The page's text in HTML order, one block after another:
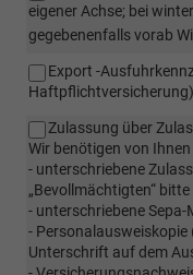
eigener Achse; bei
gegebenenfalls vorab
Export -
Haftpflichtversicherung)
Zulassung über
Wir benötigen von
- unterschriebene
„Bevollmächtigten“
- unterschriebene Sepa-
- Personalausweiskopie
Unterschrift auf dem